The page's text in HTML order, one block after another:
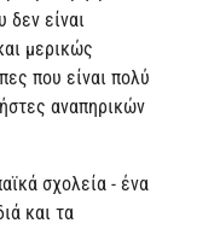
δεν είναι
μερικώς
που είναι πολύ
αναπηρικών
σχολεία - ένα
και τα